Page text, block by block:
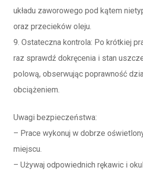
układu zaworowego pod kątem
oraz przecieków oleju.
9. Ostateczna kontrola: Po krótkiej
raz sprawdź dokręcenia i stan
polową, obserwując poprawność
obciążeniem.
Uwagi bezpieczeństwa:
– Prace wykonuj w dobrze
miejscu.
– Używaj odpowiednich rękawic i